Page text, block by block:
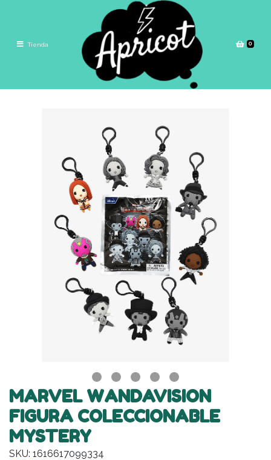
Tienda 0
MARVEL WANDAVISION
FIGURA COLECCIONABLE
MYSTERY
SKU: 1616617099334